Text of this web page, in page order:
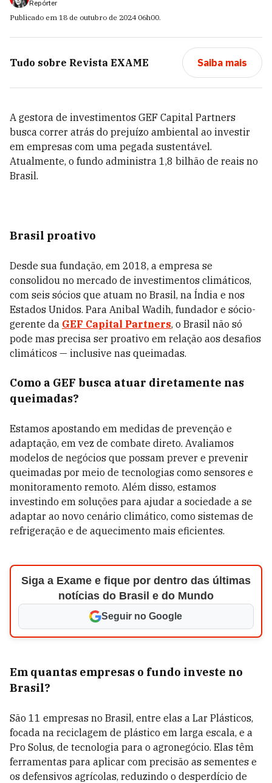
Repórter
Publicado em 18 de outubro de 2024 06h00.
Tudo sobre Revista EXAME Saiba mais
A gestora de investimentos GEF Capital Partners
busca correr atrás do prejuízo ambiental ao investir
em empresas com uma pegada sustentável.
Atualmente, o fundo administra 1,8 bilhão de reais no
Brasil.
Brasil proativo
Desde sua fundação, em 2018, a empresa se
consolidou no mercado de investimentos climáticos,
com seis sócios que atuam no Brasil, na Índia e nos
Estados Unidos. Para Anibal Wadih, fundador e sócio-
gerente da GEF Capital Partners, o Brasil não só
pode mas precisa ser proativo em relação aos desafios
climáticos — inclusive nas queimadas.
Como a GEF busca atuar diretamente nas
queimadas?
Estamos apostando em medidas de prevenção e
adaptação, em vez de combate direto. Avaliamos
modelos de negócios que possam prever e prevenir
queimadas por meio de tecnologias como sensores e
monitoramento remoto. Além disso, estamos
investindo em soluções para ajudar a sociedade a se
adaptar ao novo cenário climático, como sistemas de
refrigeração e de aquecimento mais eficientes.
Siga a Exame e fique por dentro das últimas
notícias do Brasil e do Mundo
Seguir no Google
Em quantas empresas o fundo investe no
Brasil?
São 11 empresas no Brasil, entre elas a Lar Plásticos,
focada na reciclagem de plástico em larga escala, e a
Pro Solus, de tecnologia para o agronegócio. Elas têm
ferramentas para aplicar com precisão as sementes e
os defensivos agrícolas, reduzindo o desperdício de